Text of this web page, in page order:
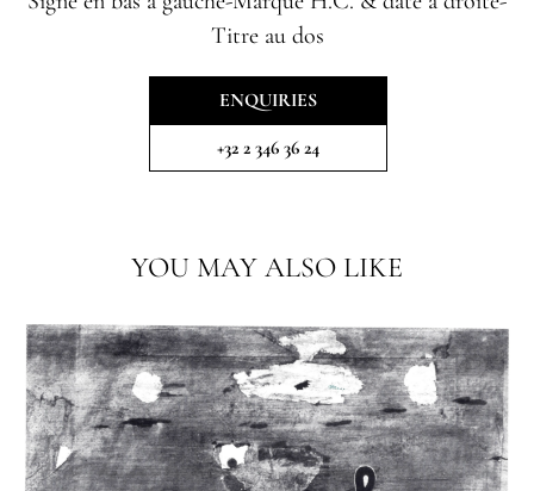
Titre au dos
ENQUIRIES
+32 2 346 36 24
YOU MAY ALSO LIKE